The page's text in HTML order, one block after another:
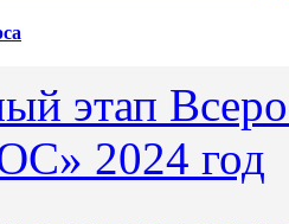
этап
2024 год